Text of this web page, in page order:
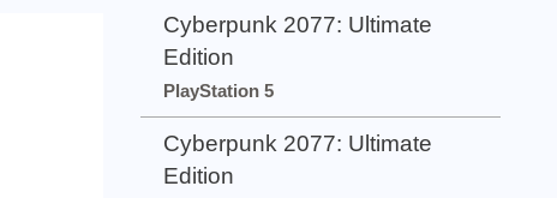
Cyberpunk 2077: Ultimate
Edition
PlayStation 5
Cyberpunk 2077: Ultimate
Edition